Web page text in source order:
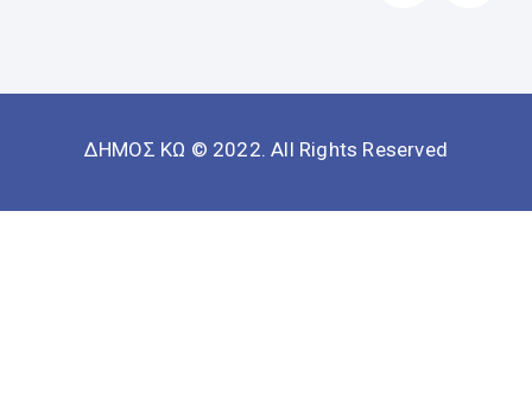
ΔΗΜΟΣ ΚΩ © 2022. All Rights Reserved